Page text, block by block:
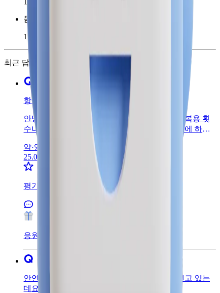
돋보이는 전문성
1
최근 답변
항생제 복용 간격에 대하여 질문드립니다.
안녕하세요. 전세이 약사입니다.항생제 복용은 복용 횟
수나 기간을 지켜 복용하는것이 중요한 약물 중에 하나
입니다. 그렇지 않으면 혈중 농도가 불균형해지고 그에
따른 부작용이 증가하거나 항생제 내성이 생길 수 있고
약효가 감소할 수도 있어요. 그렇기 때문에 3회로 처방
나온약은 3회 복용을 해야하는데 6~8시간이 이상적이지
만 현실적으로 어렵다면 복용 간격을 최소 4시간이라도
벌려주시는것이 바람직합니다. 식사시간에 맞춰 9시 / 12
시 / 5시 에 복용하시는 거라면 9시/ 1시/ 5시로 변경해 보
시는것이 좋아보입니다. 식사와 함께나 식후 30분~1시
간까지 복용하셔도 되니 상의해보시고 간격을 최대한 벌
려보세요. 안될경우 3회 복용보다는 1일 2회 약제로 변경
하시는것을 주치의와 상의해보시는것을 추천 드립니다.
감사합니다~
약·영양제 /
25.07.22
평가
응원하기
안연고 문의합니다. 전에 처방받은 베아오플 연고 있는
데요